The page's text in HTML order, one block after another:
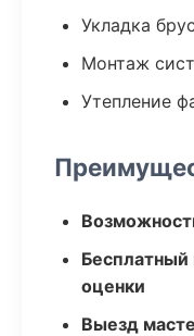
Укладка
Монтаж
Утепление
Бесплатный
оценки
Выезд